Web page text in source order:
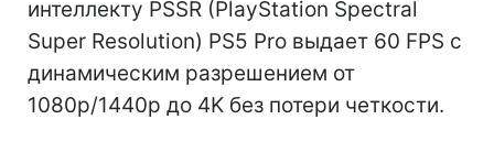
интеллекту PSSR (PlayStation Spectral
Super Resolution) PS5 Pro выдает 60 FPS с
динамическим разрешением от
1080p/1440p до 4K без потери четкости.